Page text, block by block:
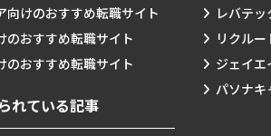
向けのおすすめ転職サイト
のおすすめ転職サイト
のおすすめ転職サイト
れている記事
レバテ
リクル
ジェイエ
パソナキ